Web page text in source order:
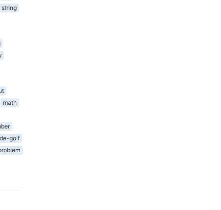
string
math
golf